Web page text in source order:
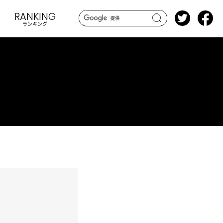
search
RANKING
ランキング